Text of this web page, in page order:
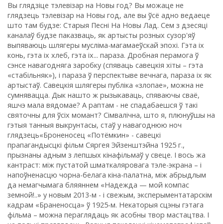
Вы глядзіце тэлевізар на Новы год? Вы можаце не
глядзець тэлевізар на Новы год, але вы ўсё адно ведаеце
што там будзе: Старыя Песні На Новы Лад. Сем з дзесяці
каналаў будзе паказваць, як артысты розных сузор'яў
выпяваюць шлягеры мусліма-магамаеўскай эпохі. Гэта іх
конь, гэта іх хлеб, гэта іх... параза. Дробная перамога ў
сэнсе навагодняга заробку (спяваць савецкія хіты – гэта
«стабільняк»), і параза ў перспектыве вечнага, параза іх як
артыстаў. Савецкія шлягеры публіка «злопае», можна не
сумнявацца. Дык нашто ж рызыкаваць, спяваючы сваё,
яшчэ мала вядомае? А раптам - не спадабаешся ў такі
святочны для ўсіх момант? Сімвалічна, што я, плюнуўшы на
гэтыя танныя выкрунтасы, стаў у навагоднюю ноч
глядзець«Броненосец «Потёмкин» - савецкі
прапагандысцкі фільм Сяргея Эйзенштэйна 1925 г.,
прызнаны адным з лепшых кінафільмаў у свеце. І вось жа
кантраст: між пустатой шматкаляровага тэле-экрана – і
напоўненасцю чорна-белага кіна-палатна, між абрыдлым
да немагчымага бляяннем «Надежда — мой компас
земной!..» у новым 2013-м - і свежым, эксперыментатарскім
кадрам «Браненосца» ў 1925-м. Некаторыя сцэны гэтага
фільма – можна пераглядаць як асобны твор мастацтва. І